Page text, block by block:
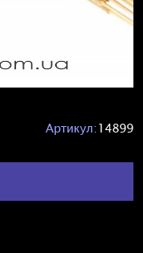
Артикул:14899